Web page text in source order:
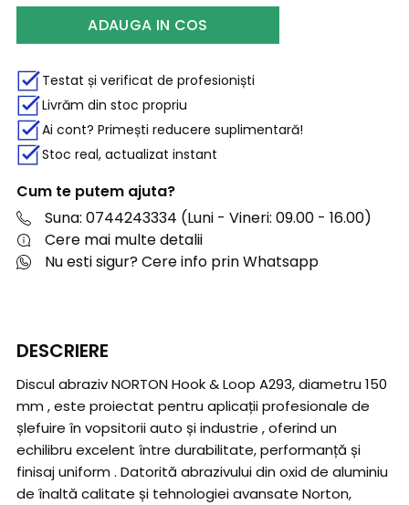
ADAUGA IN COS
Testat și verificat de profesioniști
Livrăm din stoc propriu
Ai cont? Primești reducere suplimentară!
Stoc real, actualizat instant
Cum te putem ajuta?
Suna: 0744243334 (Luni - Vineri: 09.00 - 16.00)
Cere mai multe detalii
Nu esti sigur? Cere info prin Whatsapp
DESCRIERE
Discul abraziv NORTON Hook & Loop A293, diametru 150
mm , este proiectat pentru aplicații profesionale de
șlefuire în vopsitorii auto și industrie , oferind un
echilibru excelent între durabilitate, performanță și
finisaj uniform . Datorită abrazivului din oxid de aluminiu
de înaltă calitate și tehnologiei avansate Norton,